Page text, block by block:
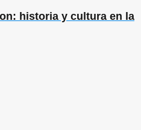
historia y cultura en la